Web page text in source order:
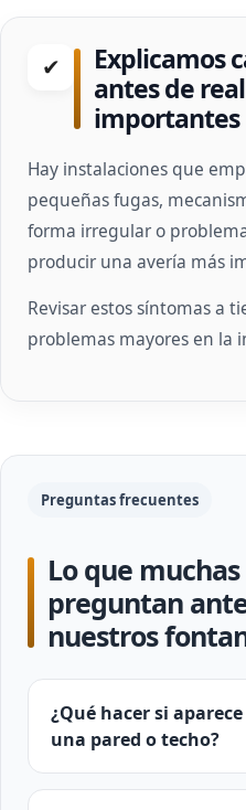
✔
Explicamos
antes de
importantes
Hay instalaciones que
pequeñas fugas,
forma irregular o
producir una avería más
Revisar estos síntomas a
problemas mayores en la
Preguntas frecuentes
Lo que
preguntan
nuestros
¿Qué hacer si
una pared o techo?